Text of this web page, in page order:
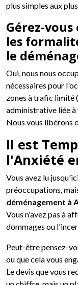
plus simples aux
Gérez-
les
le
Oui, nous nous
nécessaires pour
zones à trafic limité
administrative liée
Nous vous libérons
Il est
l'Anxiété
Vous avez lu
préoccupations,
déménagement à
Vous n'avez pas à
dommages ou
Peut-être pensez-
ou que cela vous
Le devis que vous